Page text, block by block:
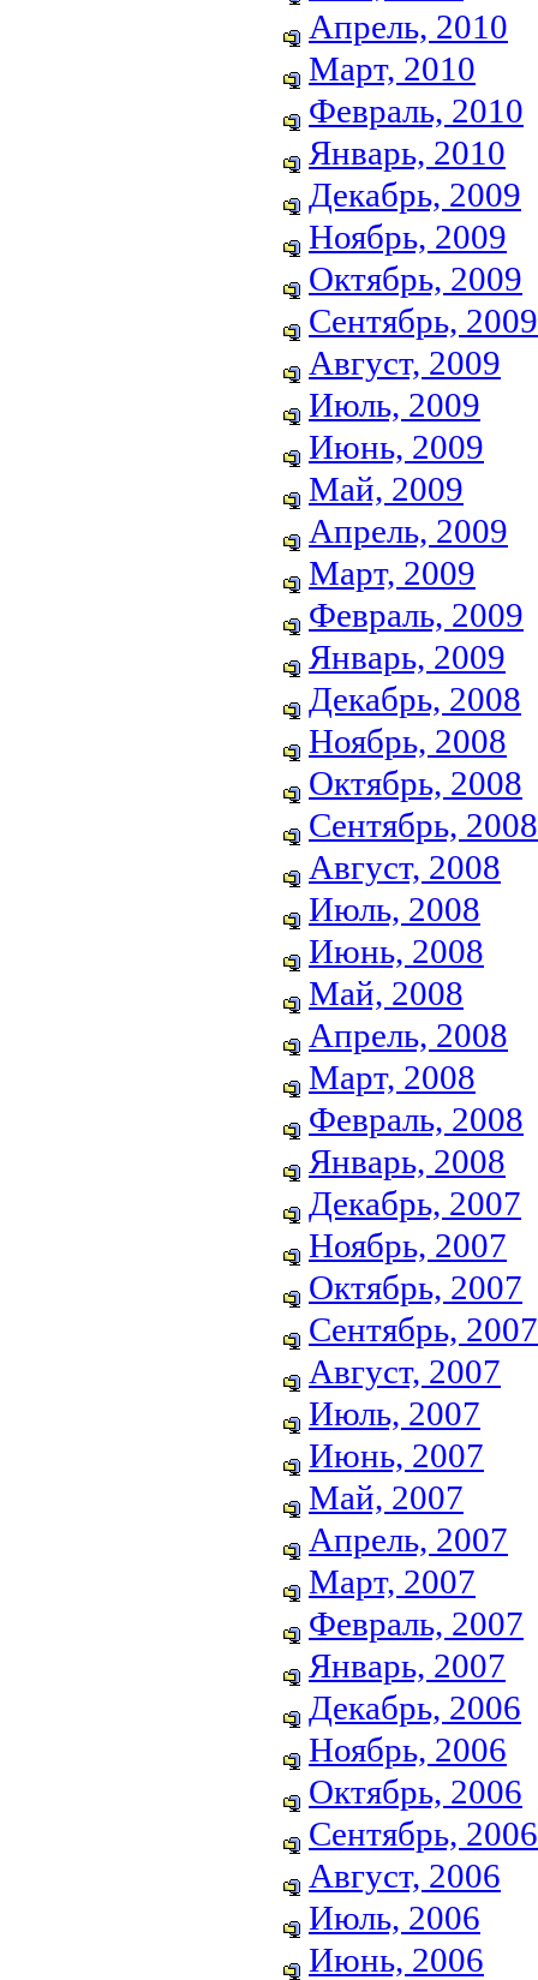
Апрель, 2010
Март, 2010
Февраль, 2010
Январь, 2010
Декабрь, 2009
Ноябрь, 2009
Октябрь, 2009
Сентябрь, 2009
Август, 2009
Июль, 2009
Июнь, 2009
Май, 2009
Апрель, 2009
Март, 2009
Февраль, 2009
Январь, 2009
Декабрь, 2008
Ноябрь, 2008
Октябрь, 2008
Сентябрь, 2008
Август, 2008
Июль, 2008
Июнь, 2008
Май, 2008
Апрель, 2008
Март, 2008
Февраль, 2008
Январь, 2008
Декабрь, 2007
Ноябрь, 2007
Октябрь, 2007
Сентябрь, 2007
Август, 2007
Июль, 2007
Июнь, 2007
Май, 2007
Апрель, 2007
Март, 2007
Февраль, 2007
Январь, 2007
Декабрь, 2006
Ноябрь, 2006
Октябрь, 2006
Сентябрь, 2006
Август, 2006
Июль, 2006
Июнь, 2006